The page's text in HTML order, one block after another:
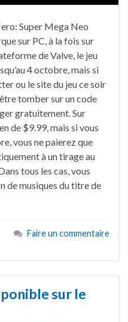
Super Mega Neo
sur PC, à la fois sur
de Valve, le jeu
4 octobre, mais si
ou le site du jeu ce soir
tomber sur un code
gratuitement. Sur
de $9.99, mais si vous
vous ne paierez que
à un tirage au
tous les cas, vous
de musiques du titre de
Faire un commentaire
sur le